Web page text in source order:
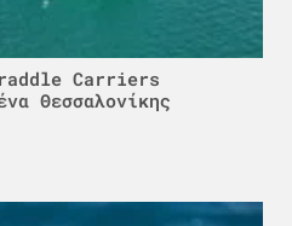
Carriers
Θεσσαλονίκης